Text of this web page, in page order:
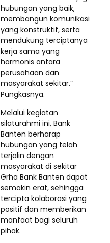
hubungan yang baik,
membangun komunikasi
yang konstruktif, serta
mendukung terciptanya
kerja sama yang
harmonis antara
perusahaan dan
masyarakat sekitar.”
Pungkasnya.
Melalui kegiatan
silaturahmi ini, Bank
Banten berharap
hubungan yang telah
terjalin dengan
masyarakat di sekitar
Grha Bank Banten dapat
semakin erat, sehingga
tercipta kolaborasi yang
positif dan memberikan
manfaat bagi seluruh
pihak.